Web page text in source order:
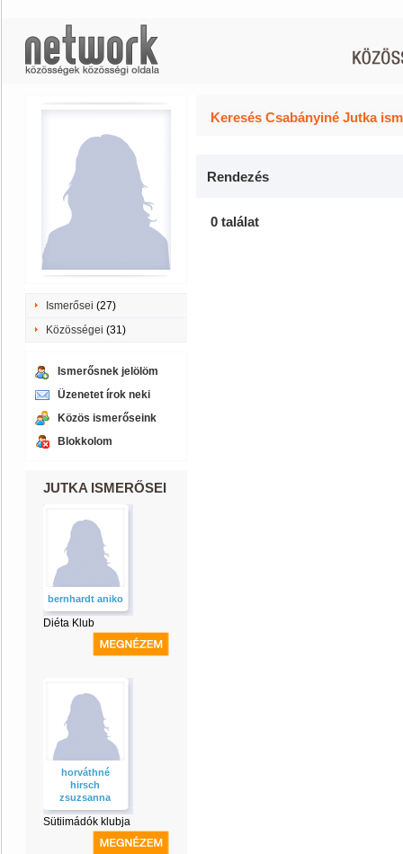
Ismerősei (27)
Közösségei (31)
Ismerősnek jelölöm
Üzenetet írok neki
Közös ismerőseink
Blokkolom
JUTKA ISMERŐSEI
bernhardt aniko
Diéta Klub
horváthné
hirsch
zsuzsanna
Sütiimádók klubja
Keresés Csabányiné Jutka
Rendezés
0 találat